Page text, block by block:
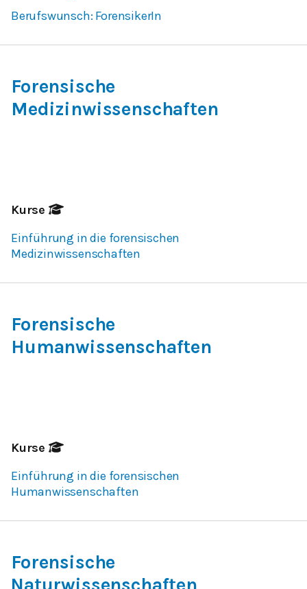
Berufswunsch: ForensikerIn
Forensische
Medizinwissenschaften
Kurse
Einführung in die forensischen
Medizinwissenschaften
Forensische
Humanwissenschaften
Kurse
Einführung in die forensischen
Humanwissenschaften
Forensische
Naturwissenschaften